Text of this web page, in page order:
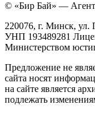
© «Бир Бай» —
220076, г. Минск, ул.
УНП 193489281
Министерством
Предложение не
сайта носят
на сайте является
подлежать